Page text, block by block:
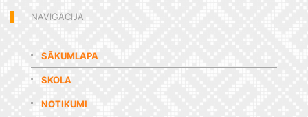
NAVIGĀCIJA
SĀKUMLAPA
SKOLA
NOTIKUMI